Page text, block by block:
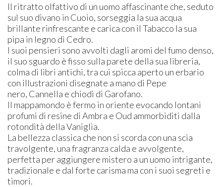
​Il ritratto olfattivo di un uomo affascinante che, seduto
sul suo divano in Cuoio, sorseggia la sua acqua
brillante rinfrescante e carica con il Tabacco la sua
pipa in legno di Cedro.
​I suoi pensieri sono avvolti dagli aromi del fumo denso,
il suo sguardo è fisso sulla parete della sua libreria,
colma di libri antichi, tra cui spicca aperto un erbario
con illustrazioni disegnate a mano di Pepe
nero, Cannella e chiodi di Garofano.
​Il mappamondo è fermo in oriente evocando lontani
profumi di resine di Ambra e Oud ammorbiditi dalla
rotondità della Vaniglia.
​La bellezza classica che non si scorda con una scia
travolgente, una fragranza calda e avvolgente,
perfetta per aggiungere mistero a un uomo intrigante,
tradizionale e dal forte carisma ma con i suoi segreti e
timori.